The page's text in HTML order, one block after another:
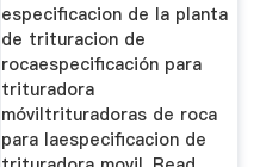
especificacion de la planta
de trituracion de
rocaespecificación para
trituradora
móviltrituradoras de roca
para laespecificacion de